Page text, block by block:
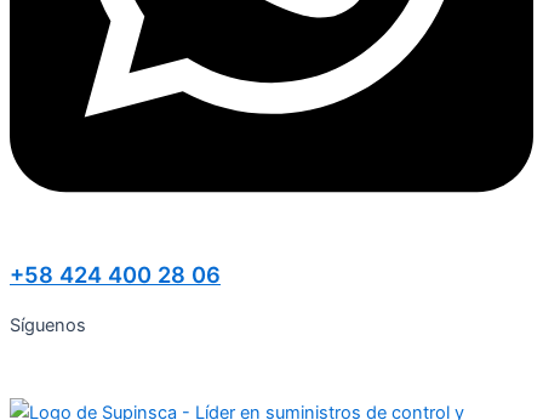
+58 424 400 28 06
Síguenos